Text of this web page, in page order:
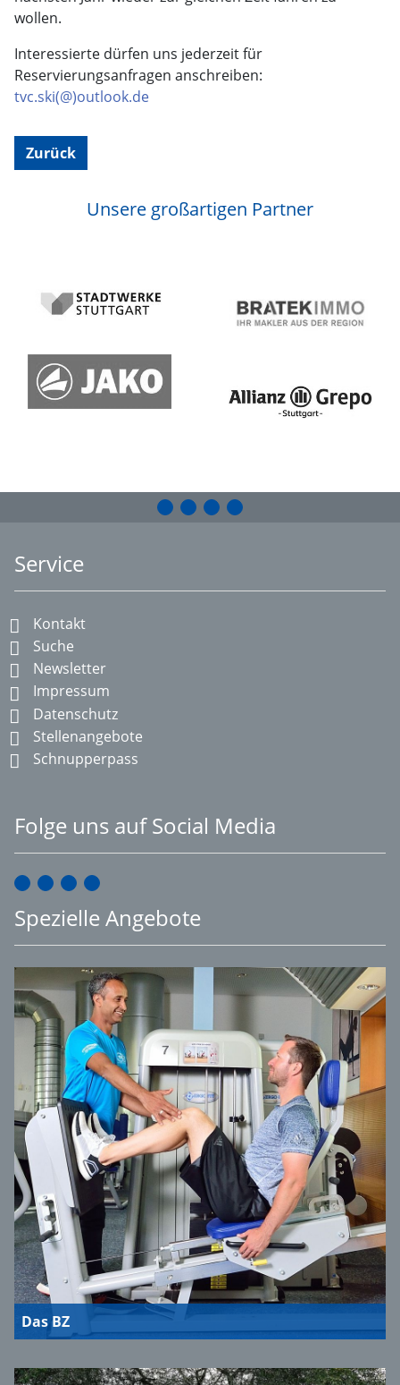
wollen.
Interessierte dürfen uns jederzeit für
Reservierungsanfragen anschreiben:
tvc.ski(@)outlook.de
Zurück
Unsere großartigen Partner
Service
Kontakt
Suche
Newsletter
Impressum
Datenschutz
Stellenangebote
Schnupperpass
Folge uns auf Social Media
Spezielle Angebote
Das BZ